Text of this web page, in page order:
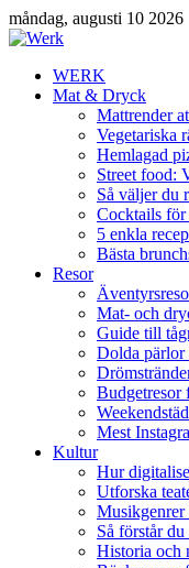
måndag, augusti 10 2026
WERK
Mat & Dryck
Mattrender
Vegetariska
Hemlagad
Street food:
Så väljer du
Cocktails
5 enkla
Bästa
Resor
Mat- och
Guide till
Dolda pärlor
Budgetresor
Mest
Kultur
Hur
Utforska
Musikgenrer
Så förstår
Historia och